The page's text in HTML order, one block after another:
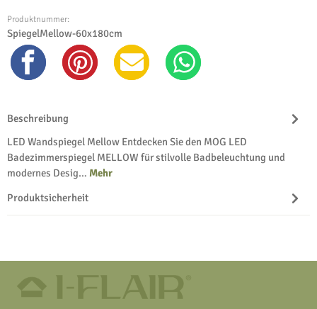
Produktnummer:
SpiegelMellow-60x180cm
Beschreibung
LED Wandspiegel Mellow Entdecken Sie den MOG LED
Badezimmerspiegel MELLOW für stilvolle Badbeleuchtung und
modernes Desig… Mehr
Produktsicherheit